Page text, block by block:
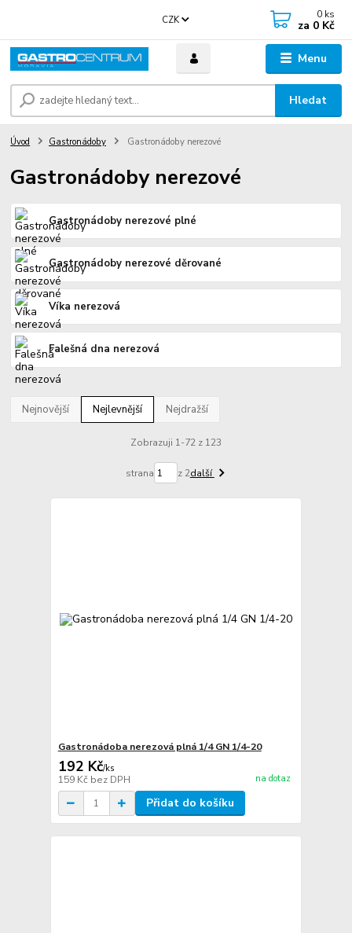
Menu
CZK
Hledat
0 ks
za 0 Kč
Úvod Gastronádoby Gastronádoby nerezové
Gastronádoby nerezové
Gastronádoby nerezové plné
Gastronádoby nerezové děrované
Víka nerezová
Falešná dna nerezová
Nejnovější Nejlevnější Nejdražší
Zobrazuji 1-72 z 123
strana z 2další
Gastronádoba nerezová plná 1/4 GN 1/4-20
192 Kč/ks
159 Kč bez DPH na dotaz
Přidat do košíku